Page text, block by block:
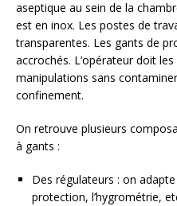
aseptique au sein de la
est en inox. Les postes de
transparentes. Les gants de
accrochés. L’opérateur doit
manipulations sans
confinement.
On retrouve plusieurs
à gants :
Des régulateurs : on
protection, l’hygrométrie,